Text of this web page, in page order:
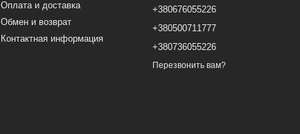
Оплата и доставка
Обмен и возврат
Контактная информация
+380676055226
+380500711777
+380736055226
Перезвонить вам?